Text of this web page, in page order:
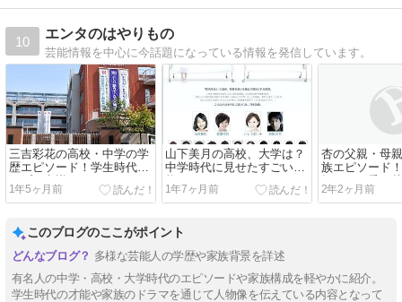
10
エンタのはやりもの
芸能情報を中心に今話題になっている情報を発信しています。
三吉彩花の高校・中学の学
歴エピソード！学生時代か
らプロ意識ハンパない
1年5ヶ月前
山下美月の高校、大学は？
中学時代に見せたすごい才
能？
1年7ヶ月前
杏の父親・母
族エピソード
押さえも乗り
2年2ヶ月前
このブログのここがポイント
多様な芸能人の学歴や家族背景を詳述
有名人の中学・高校・大学時代のエピソードや家族構成を軽やかに紹介。
学生時代の才能や家族のドラマを通じて人物像を伝えている内容となって